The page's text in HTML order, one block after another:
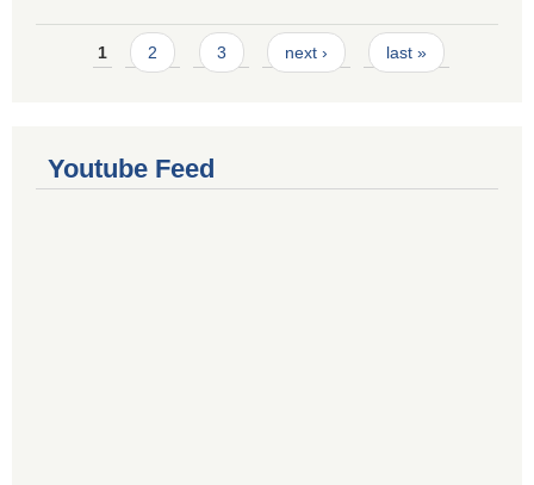
Pages
1 2 3 next › last »
Youtube Feed